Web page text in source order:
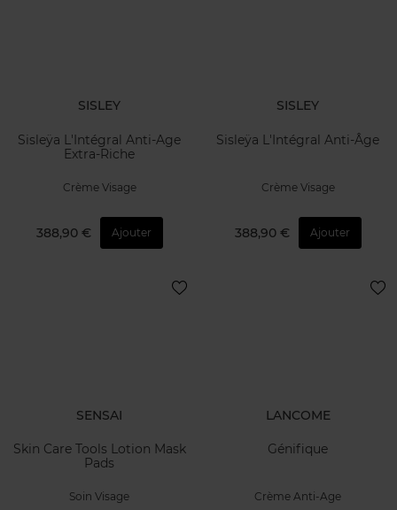
SISLEY
Sisleÿa L'Intégral Anti-Age
Extra-Riche
Crème Visage
388,90 € Ajouter
SISLEY
Sisleÿa L'Intégral Anti-Âge
Crème Visage
388,90 € Ajouter
SENSAI
Skin Care Tools Lotion Mask
Pads
Soin Visage
LANCOME
Génifique
Crème Anti-Age